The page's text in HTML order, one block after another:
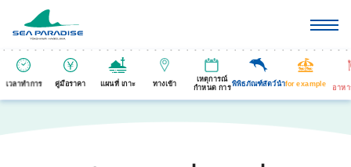
เวลาทำการ คู่มือราคา แผนที่ เกาะ ทางเข้า
เหตุการณ์
กำหนด การ
พิพิธภัณฑ์สัตว์นำfor example
อาห